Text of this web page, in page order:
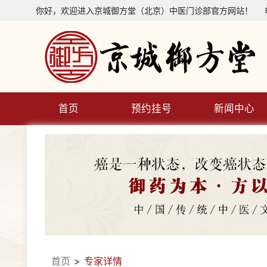
你好，欢迎进入京城御方堂（北京）中医门诊部官方网站
首页 预约挂号 新闻中心
首页 > 专家详情